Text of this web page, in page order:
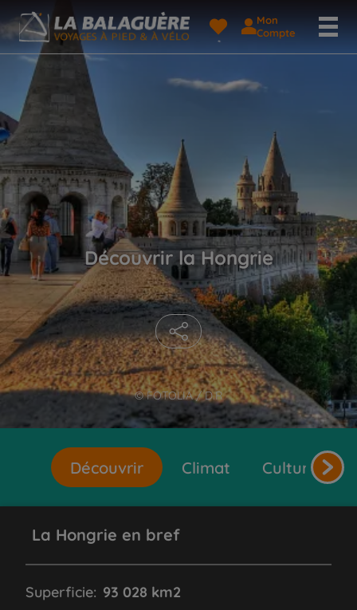
Mon
Compte
© FOTOLIA / D.R
Découvrir la Hongrie
Découvrir Climat Cultures et
La Hongrie en bref
Superficie: 93 028 km2